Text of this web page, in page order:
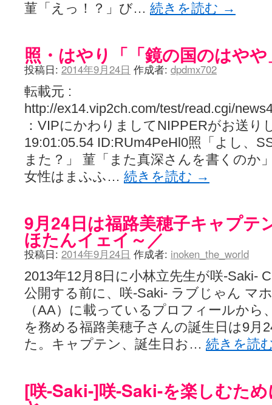
菫「えっ！？」び… 続きを読む →
照・はやり「「鏡の国のはや
投稿日: 2014年9月24日 作成者: dpdmx702
転載元 :
http://ex14.vip2ch.com/test/read.cgi/
：VIPにかわりましてNIPPERがお送り
19:01:05.54 ID:RUm4PeHl0照「よし、
また？」 菫「また真深さんを書くのか
女性はまふふ… 続きを読む →
9月24日は福路美穂子キャプテ
ほたんイェイ～／
投稿日: 2014年9月24日 作成者: inoken_the_world
2013年12月8日に小林立先生が咲-Saki-
公開する前に、咲-Saki- ラブじゃん マ
（AA）に載っているプロフィールから
を務める福路美穂子さんの誕生日は9月
た。キャプテン、誕生日お… 続きを読
[咲-Saki-]咲-Saki-を楽しむた